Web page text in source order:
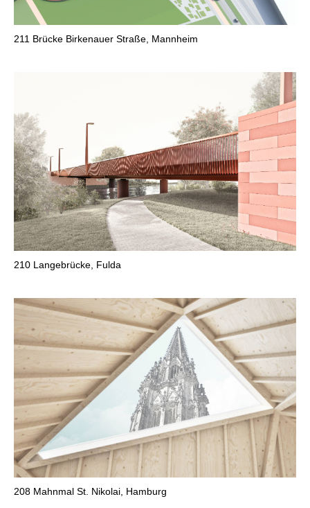
211 Brücke Birkenauer Straße, Mannheim
210 Langebrücke, Fulda
208 Mahnmal St. Nikolai, Hamburg